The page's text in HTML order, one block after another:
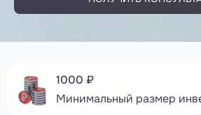
1000 ₽
Минимальный размер